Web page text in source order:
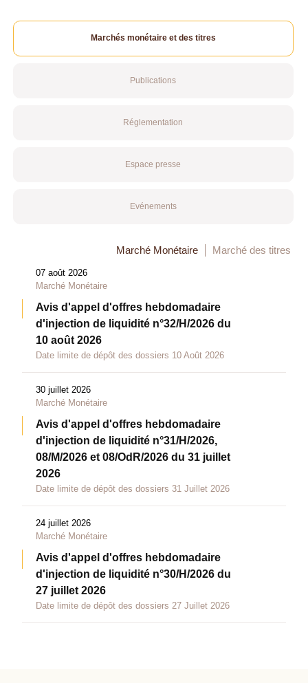
Marchés monétaire et des titres
Publications
Réglementation
Espace presse
Evénements
Marché Monétaire Marché des titres
07 août 2026
Marché Monétaire
Avis d'appel d'offres hebdomadaire
d'injection de liquidité n°32/H/2026 du
10 août 2026
Date limite de dépôt des dossiers 10 Août 2026
30 juillet 2026
Marché Monétaire
Avis d'appel d'offres hebdomadaire
d'injection de liquidité n°31/H/2026,
08/M/2026 et 08/OdR/2026 du 31 juillet
2026
Date limite de dépôt des dossiers 31 Juillet 2026
24 juillet 2026
Marché Monétaire
Avis d'appel d'offres hebdomadaire
d'injection de liquidité n°30/H/2026 du
27 juillet 2026
Date limite de dépôt des dossiers 27 Juillet 2026